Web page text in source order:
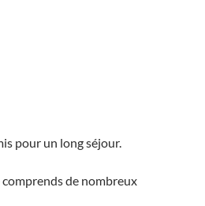
pour un long séjour.
de nombreux